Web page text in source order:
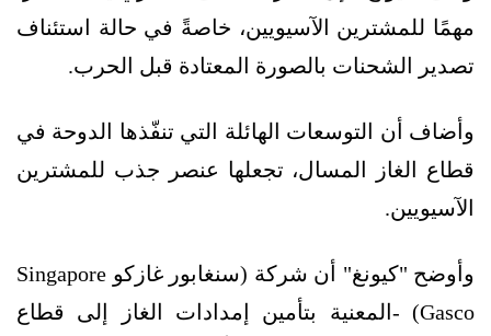
مهمًا للمشترين الآسيويين، خاصةً في حالة استئناف
تصدير الشحنات بالصورة المعتادة قبل الحرب.
وأضاف أن التوسعات الهائلة التي تنفّذها الدوحة في
قطاع الغاز المسال، تجعلها عنصر جذب للمشترين
الآسيويين.
وأوضح "كيونغ" أن شركة (سنغابور غازكو Singapore
Gasco) -المعنية بتأمين إمدادات الغاز إلى قطاع